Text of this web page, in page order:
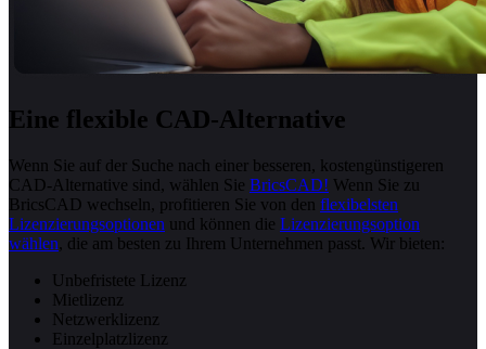
Eine flexible CAD-Alternative
Wenn Sie auf der Suche nach einer besseren, kostengünstigeren
CAD-Alternative sind, wählen Sie BricsCAD! Wenn Sie zu
BricsCAD wechseln, profitieren Sie von den flexibelsten
Lizenzierungsoptionen und können die Lizenzierungsoption
wählen, die am besten zu Ihrem Unternehmen passt. Wir bieten:
Unbefristete Lizenz
Mietlizenz
Netzwerklizenz
Einzelplatzlizenz